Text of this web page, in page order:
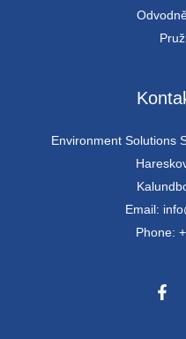
Environment Solutions
Email:
Phone: